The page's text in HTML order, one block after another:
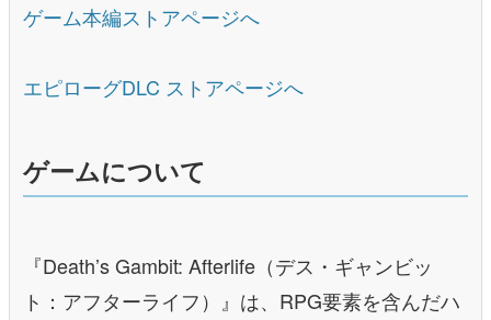
ゲーム本編ストアページへ
エピローグDLC ストアページへ
ゲームについて
『Death’s Gambit: Afterlife（デス・ギャンビッ
ト：アフターライフ）』は、RPG要素を含んだハ